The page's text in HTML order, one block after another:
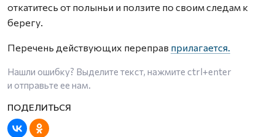
откатитесь от полыньи и ползите по своим следам к
берегу.
Перечень действующих переправ прилагается.
Нашли ошибку? Выделите текст, нажмите ctrl+enter
и отправьте ее нам.